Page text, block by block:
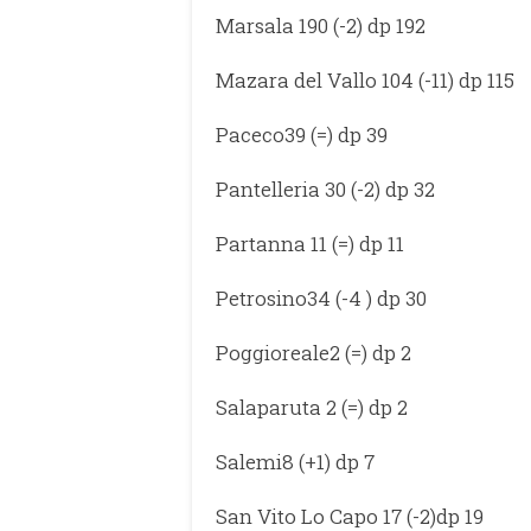
Marsala 190 (-2) dp 192
Mazara del Vallo 104 (-11) dp 115
Paceco39 (=) dp 39
Pantelleria 30 (-2) dp 32
Partanna 11 (=) dp 11
Petrosino34 (-4 ) dp 30
Poggioreale2 (=) dp 2
Salaparuta 2 (=) dp 2
Salemi8 (+1) dp 7
San Vito Lo Capo 17 (-2)dp 19